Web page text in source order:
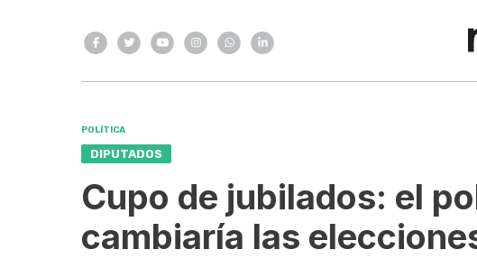
POLÍTICA
DIPUTADOS
Cupo de jubilados: el
cambiaría las